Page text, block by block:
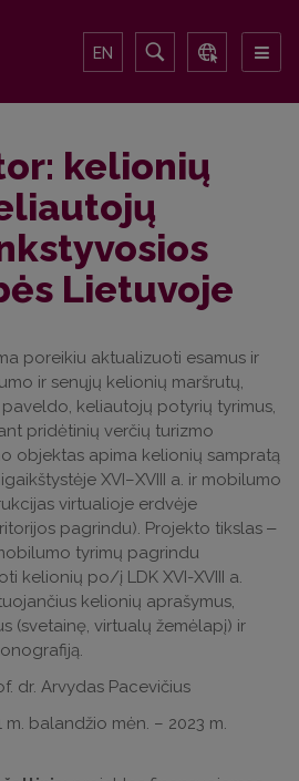
EN
kelionių
Lietuvoje
poreikiu aktualizuoti esamus ir
ir senųjų kelionių maršrutų,
keliautojų potyrių tyrimus,
pridėtinių verčių turizmo
objektas apima kelionių sampratą
XVI–XVIII a. ir mobilumo
virtualioje erdvėje
pagrindu). Projekto tikslas ‒
tyrimų pagrindu
kelionių po/į LDK XVI-XVIII a.
kelionių aprašymus,
(svetainę, virtualų žemėlapį) ir
dr. Arvydas Pacevičius
m. balandžio mėn. – 2023 m.